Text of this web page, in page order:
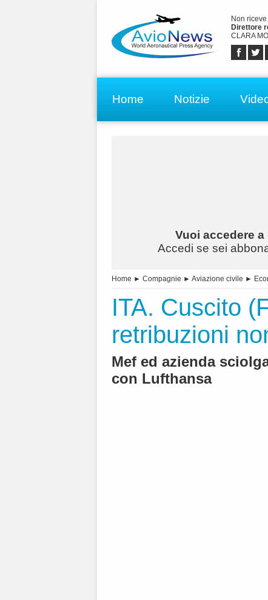
Non
Direttore
CLARA
Home Notizie
Vuoi accedere
Accedi se sei
Home ► Compagnie ► Aviazione civile ►
ITA. Cuscito
retribuzioni
Mef ed azienda
con Lufthansa